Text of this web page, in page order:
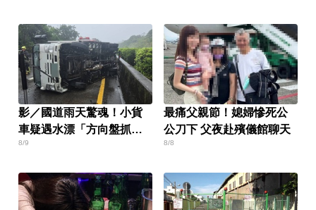
影／國道雨天驚魂！小貨
車疑遇水漂「方向盤抓不
住」翻車
8/9
最痛父親節！媳婦慘死公
公刀下 父夜赴殯儀館聊天
8/8